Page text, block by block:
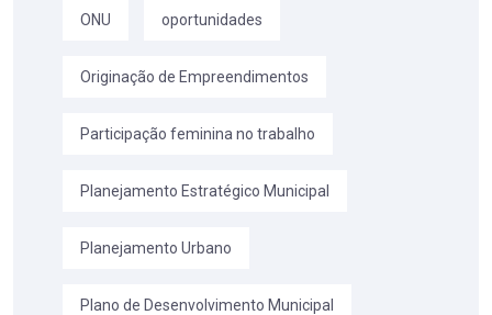
ONU oportunidades
Originação de Empreendimentos
Participação feminina no trabalho
Planejamento Estratégico Municipal
Planejamento Urbano
Plano de Desenvolvimento Municipal